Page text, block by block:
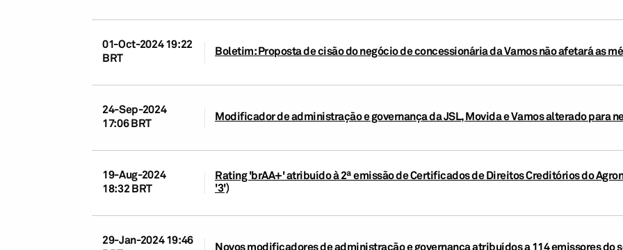
01-Oct-2024 19:22
BRT
Boletim: Proposta de cisão do negócio de concessionária da Vamos não afetará as
24-Sep-2024
17:06 BRT
Modificador de administração e governança da JSL, Movida e Vamos alterado para
19-Aug-2024
18:32 BRT
Rating 'brAA+' atribuído à 2ª emissão de Certificados de Direitos Creditórios do
'3')
29-Jan-2024 19:46
Novos modificadores de administração e governança atribuídos a 114 emissores do